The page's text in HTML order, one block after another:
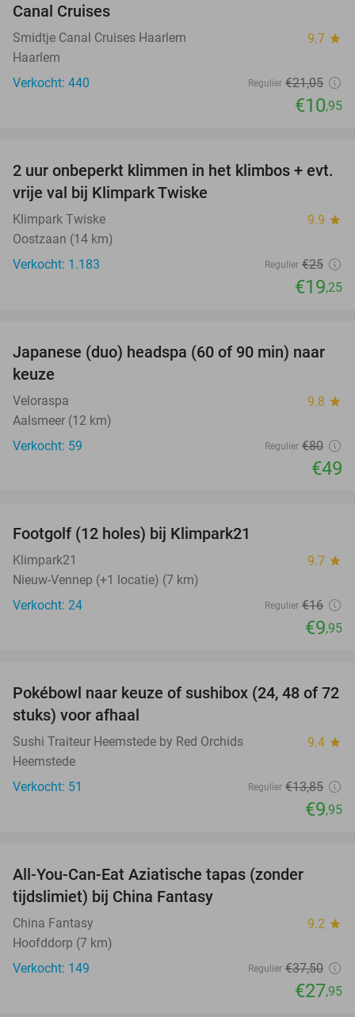
Canal Cruises
Smidtje Canal Cruises Haarlem 9.7 star
Haarlem
Verkocht: 440
Regulier €21,05
€10,95
23%
2 uur onbeperkt klimmen in het klimbos + evt.
vrije val bij Klimpark Twiske
Klimpark Twiske 9.9 star
Oostzaan (14 km)
Verkocht: 1.183
Regulier €25
€19,25
39%
Japanese (duo) headspa (60 of 90 min) naar
keuze
Veloraspa 9.8 star
Aalsmeer (12 km)
Verkocht: 59
Regulier €80
€49
Footgolf (12 holes) bij Klimpark21
Klimpark21 9.7 star
Nieuw-Vennep (+1 locatie) (7 km)
Verkocht: 24
Regulier €16
€9,95
28%
Pokébowl naar keuze of sushibox (24, 48 of 72
stuks) voor afhaal
Sushi Traiteur Heemstede by Red Orchids 9.4 star
Heemstede
Verkocht: 51
Regulier €13,85
€9,95
All-You-Can-Eat Aziatische tapas (zonder
tijdslimiet) bij China Fantasy
China Fantasy 9.2 star
Hoofddorp (7 km)
Verkocht: 149
Regulier €37,50
€27,95